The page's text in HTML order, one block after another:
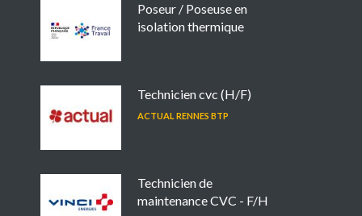
Poseur / Poseuse en
isolation thermique
Technicien cvc (H/F)
ACTUAL RENNES BTP
Technicien de
maintenance CVC - F/H